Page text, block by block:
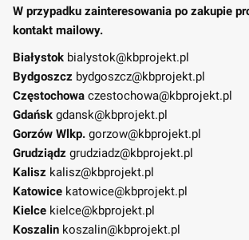
W przypadku zainteresowania po zakupie
kontakt mailowy.
Białystok bialystok@kbprojekt.pl
Bydgoszcz bydgoszcz@kbprojekt.pl
Częstochowa czestochowa@kbprojekt.pl
Gdańsk gdansk@kbprojekt.pl
Gorzów Wlkp. gorzow@kbprojekt.pl
Grudziądz grudziadz@kbprojekt.pl
Kalisz kalisz@kbprojekt.pl
Katowice katowice@kbprojekt.pl
Kielce kielce@kbprojekt.pl
Koszalin koszalin@kbprojekt.pl